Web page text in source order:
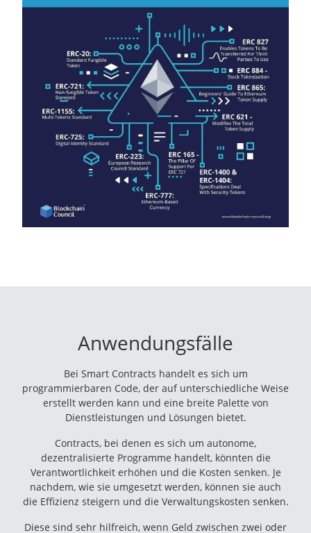
Anwendungsfälle
Bei Smart Contracts handelt es sich um
programmierbaren Code, der auf unterschiedliche Weise
erstellt werden kann und eine breite Palette von
Dienstleistungen und Lösungen bietet.
Contracts, bei denen es sich um autonome,
dezentralisierte Programme handelt, könnten die
Verantwortlichkeit erhöhen und die Kosten senken. Je
nachdem, wie sie umgesetzt werden, können sie auch
die Effizienz steigern und die Verwaltungskosten senken.
Diese sind sehr hilfreich, wenn Geld zwischen zwei oder